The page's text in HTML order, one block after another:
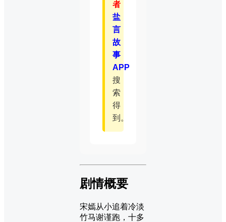
者
盐
言
故
事
APP
搜
索
得
到。
剧情概要
宋嫣从小追着冷淡
竹马谢谨跑，十多